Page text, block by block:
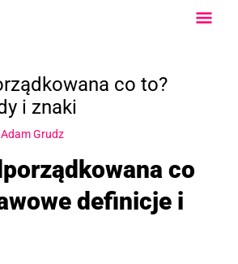
co to?
i znaki
Adam Grudz
co
definicje i